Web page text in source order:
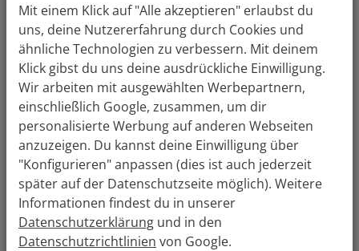
(nach GebOSt, Anlage 1 (zu § 1), Stand 01.06.2017; keine Gewährleistung auf die
Richtigkeit der Preise im örtlichen Straßenverkehrsamt)
Gratis Autowert berechnen
Über 4 Mio Kunden sind überzeugt. Auto bewerten &
verkaufen: so einfach wie nie!
Führerscheinstelle Lübeck
Adresse Zulassungsstelle:
Mit einem Klick auf "Alle akzeptieren" erlaubst du
uns, deine Nutzererfahrung durch Cookies und
ähnliche Technologien zu verbessern. Mit deinem
Klick gibst du uns deine ausdrückliche Einwilligung.
Wir arbeiten mit ausgewählten Werbepartnern,
einschließlich Google, zusammen, um dir
personalisierte Werbung auf anderen Webseiten
anzuzeigen. Du kannst deine Einwilligung über
"Konfigurieren" anpassen (dies ist auch jederzeit
später auf der Datenschutzseite möglich). Weitere
Informationen findest du in unserer
Datenschutzerklärung und in den
Datenschutzrichtlinien von Google.